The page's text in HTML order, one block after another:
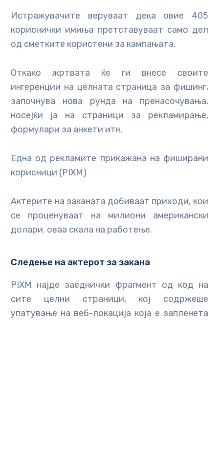
Истражувачите веруваат дека овие 405
кориснички имиња претставуваат само дел
од сметките користени за кампањата.
Откако жртвата ќе ги внесе своите
ингеренции на целната страница за фишинг,
започнува нова рунда на пренасочувања,
носејќи ја на страници за рекламирање,
формулари за анкети итн.
Една од рекламите прикажана на фиширани
корисници (PIXM)
Актерите на заканата добиваат приходи, кои
се проценуваат на милиони американски
долари. оваа скала на работење.
Следење на актерот за закана
PIXM најде заеднички фрагмент од код на
сите целни страници, кој содржеше
упатување на веб-локација која е запленета